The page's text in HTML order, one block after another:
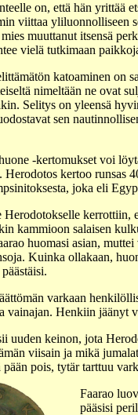
on, että hän yrittää
viittaa yliluonnolliseen
muuttanut itsensä
vielä tutkimaan
katoaminen
nimeltään ne ovat
Selitys on yleensä
sen
-kertomukset voi
kertoo runsas
joka eli
kerrottiin,
kammioon salaisen
huomasi asian,
Kuinka ollakaan,
varkaan
vainajan. Henkiin jäänyt
uuden keinon, jota
viisain ja mikä
pois, tytär tarttuu
Faarao
pääsisi